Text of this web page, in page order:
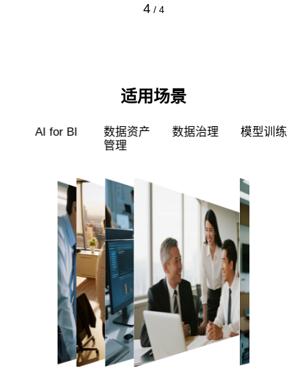
4 / 4
适用场景
超级员工 智能标审 AI for BI
数据资产